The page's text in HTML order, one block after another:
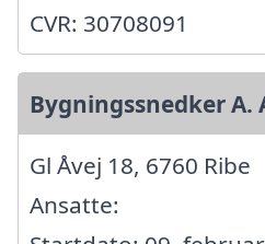
CVR: 30708091
Bygningssnedker A.
Gl Åvej 18, 6760 Ribe
Ansatte: